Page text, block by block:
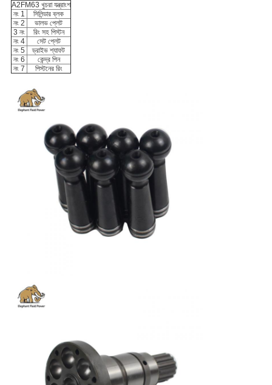
A2FM63 খুচরা যন্ত্রাংশ
নং 1
সিলিন্ডার ব্লক
নং 2
ভালভ প্লেট
3 নং
রিং সহ পিস্টন
নং 4
সেট প্লেট
নং 5
ড্রাইভ শ্যাফট
নং 6
কেন্দ্র পিন
নং 7
পিস্টনের রিং